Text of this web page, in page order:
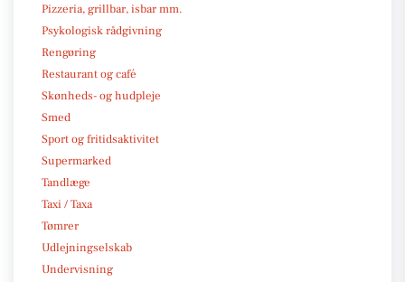
Pizzeria, grillbar, isbar mm.
Psykologisk rådgivning
Rengøring
Restaurant og café
Skønheds- og hudpleje
Smed
Sport og fritidsaktivitet
Supermarked
Tandlæge
Taxi / Taxa
Tømrer
Udlejningselskab
Undervisning